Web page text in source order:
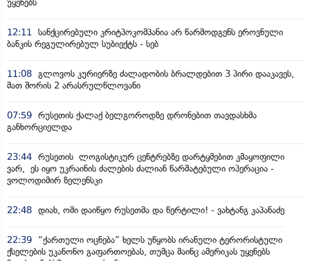
უყენებს
12:11
სანქცირებული კრიტპოკომპანია არ წარმოდგენს ეროვნული
ბანკის რეგულირებულ სუბიექტს - სებ
11:08 გლოვოს კურიერზე ძალადობის ბრალდებით 3 პირი დააკავეს,
მათ შორის 2 არასრულწლოვანი
07:59 რუსეთის ქალაქ ბელგოროდზე დრონებით თავდასხმა
განხორციელდა
23:44 რუსეთის ლოგისტიკურ ცენტრებზე დარტყმებით კმაყოფილი
ვარ, ეს იყო უკრაინის ძალების ძალიან წარმატებული ოპერაცია -
ვოლოდიმირ ზელენსკი
22:48 დიახ, ომი დაიწყო რუსეთმა და წერტილი! - ვახტანგ კაპანაძე
22:39
“ქართული ოცნება” ხელს უწყობს ირანული ტერორისტული
ქსელების უკანონო გაფართოებას, თუმცა მაინც ამერიკას უყენებს